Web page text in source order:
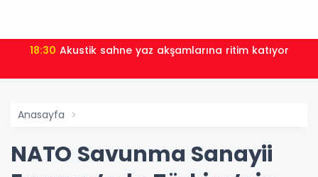
18:30 Akustik sahne yaz akşamlarına ritim katıyor
Anasayfa
NATO Savunma Sanayii